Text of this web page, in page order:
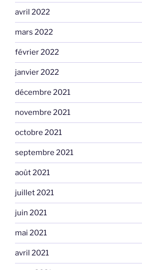
avril 2022
mars 2022
février 2022
janvier 2022
décembre 2021
novembre 2021
octobre 2021
septembre 2021
août 2021
juillet 2021
juin 2021
mai 2021
avril 2021